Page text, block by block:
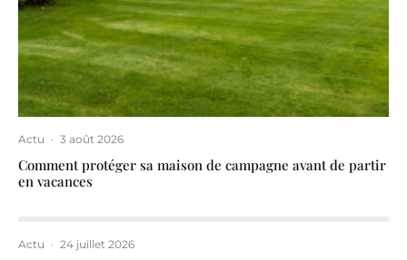
Actu · 3 août 2026
Comment protéger sa maison de campagne avant de partir
en vacances
Actu · 24 juillet 2026